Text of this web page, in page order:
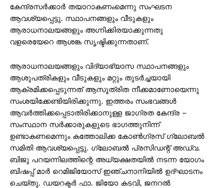
കേന്ദ്രസർക്കാർ തയാറാകണംമെന്നു സംഘടന
ആവശ്യപ്പെട്ടു. സ്ഥാപനങ്ങളും വീടുകളും
ആരാധനാലയങ്ങളും അഗ്നിക്കിരയാക്കുന്നതു
വളരെയേറെ ആശങ്ക സൃഷ്ടിക്കുന്നതാണ്.
ആരാധനാലയങ്ങളും വിദ്യാഭ്യാസ സ്ഥാപനങ്ങളും
ആശുപത്രികളും വീടുകളും മറ്റും തുടർച്ചയായി
ആക്രമിക്കപ്പെടുന്നത് ആസൂത്രിത നീക്കമാണോയെന്നു
സംശയിക്കേണ്ടിയിരിക്കുന്നു. ഇത്തരം സംഭവങ്ങൾ
ആവർത്തിക്കപ്പെടാതിരിക്കാനുള്ള ജാഗ്രത കേന്ദ്ര –
സംസ്ഥാന സർക്കാരുകളുടെ ഭാഗത്തുനിന്ന്
ഉണ്ടാകണമെന്നും കത്തോലിക്ക കോൺഗ്രസ് ഗ്ലോബൽ
സമിതി ആവശ്യപ്പെട്ടു. ഗ്ലോബൽ പ്രസിഡന്റ് അഡ്വ.
ബിജു പറയന്നിലത്തിന്റെ അധ്യക്ഷതയിൽ നടന്ന യോഗം
ബിഷപ്പ് മാർ റെമിജിയോസ് ഇഞ്ചനാനിയിൽ ഉദ്ഘാടനം
ചെയ്തു. ഡയറക്ടർ ഫാ. ജിയോ കടവി, ജനറൽ